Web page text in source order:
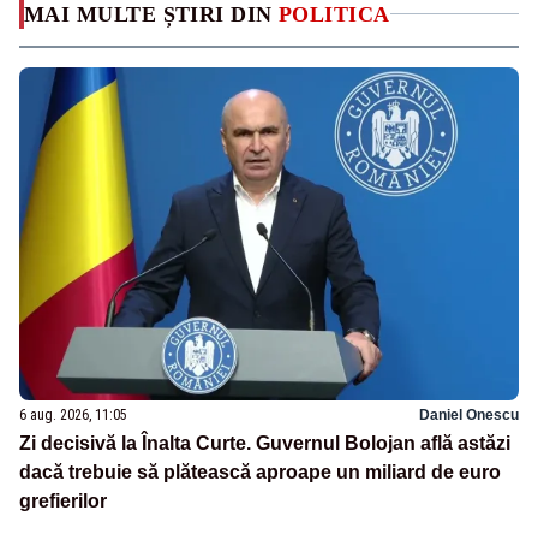
MAI MULTE ȘTIRI DIN POLITICA
6 aug. 2026, 11:05 Daniel Onescu
Zi decisivă la Înalta Curte. Guvernul Bolojan află astăzi
dacă trebuie să plătească aproape un miliard de euro
grefierilor